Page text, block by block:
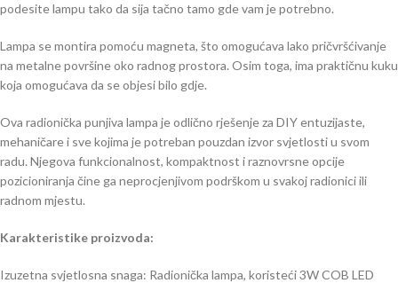
podesite lampu tako da sija tačno tamo gde vam je potrebno.
Lampa se montira pomoću magneta, što omogućava lako pričvršćivanje
na metalne površine oko radnog prostora. Osim toga, ima praktičnu kuku
koja omogućava da se objesi bilo gdje.
Ova radionička punjiva lampa je odlično rješenje za DIY entuzijaste,
mehaničare i sve kojima je potreban pouzdan izvor svjetlosti u svom
radu. Njegova funkcionalnost, kompaktnost i raznovrsne opcije
pozicioniranja čine ga neprocjenjivom podrškom u svakoj radionici ili
radnom mjestu.
Karakteristike proizvoda:
Izuzetna svjetlosna snaga: Radionička lampa, koristeći 3W COB LED